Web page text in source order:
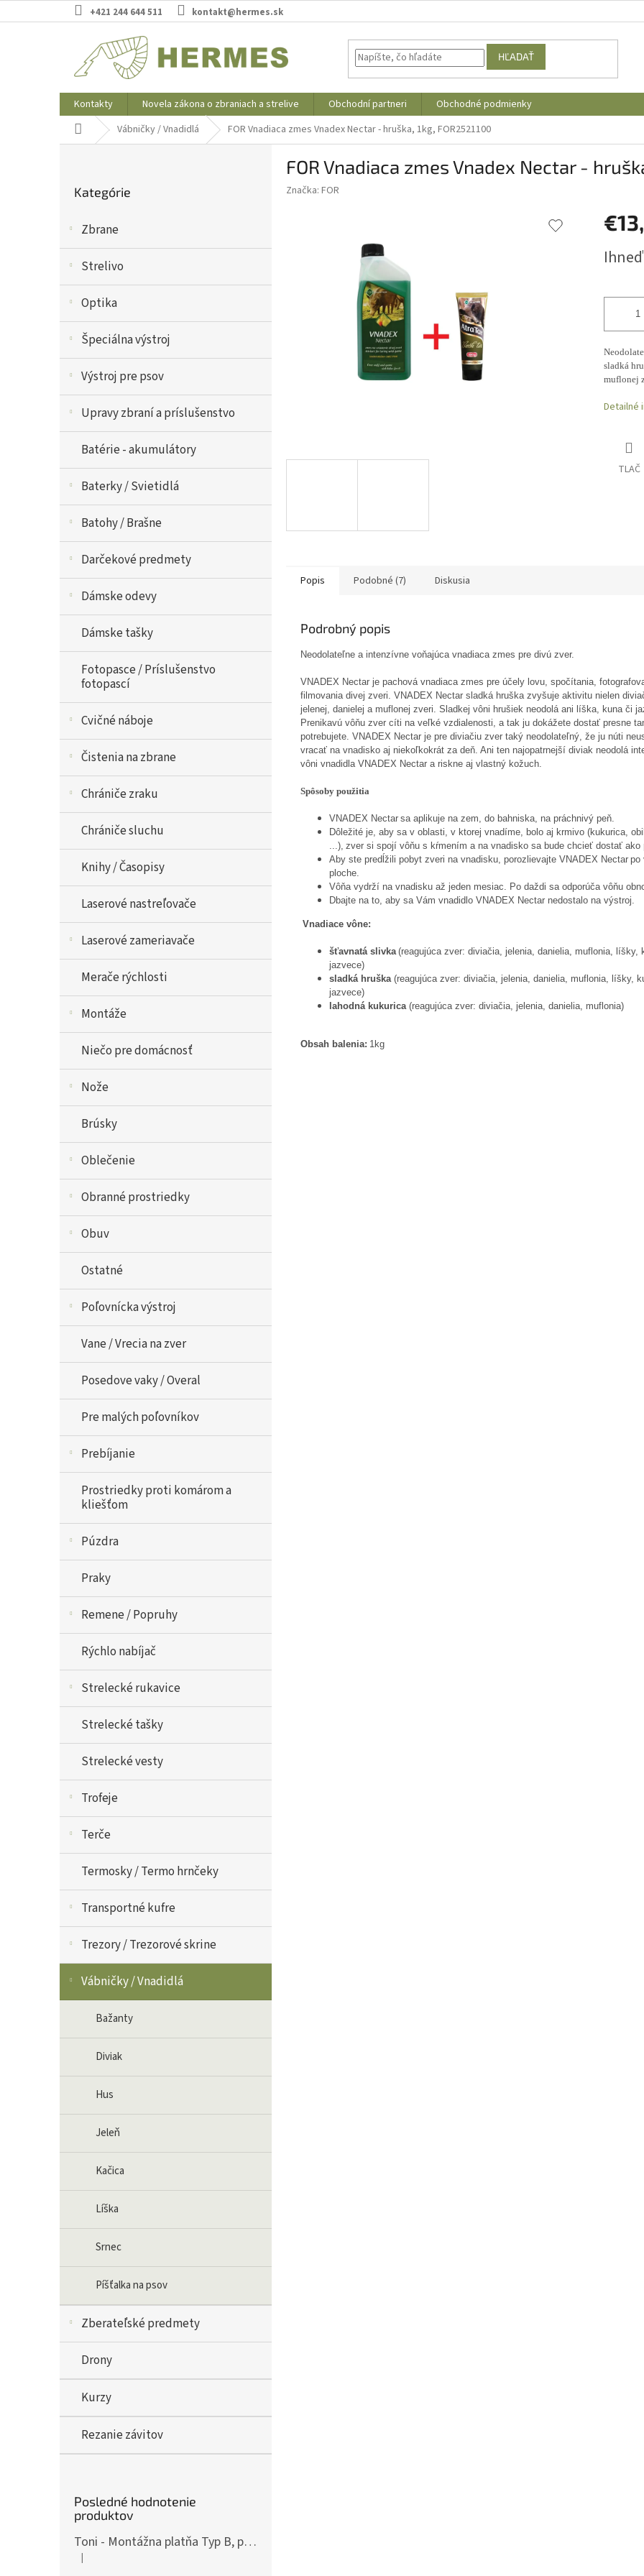
na
+421 244 644 511 kontakt@hermes.sk
HĽADAŤ
Kontakty Novela zákona o zbraniach a strelive Obchodní partneri
Obchodné podmienky
DomovVábničky / Vnadidlá FOR Vnadiaca zmes Vnadex Nectar - hruška, 1kg, FOR2521100
a
kategórie
Kategórie
Zbrane
Strelivo
Optika
Špeciálna výstroj
Výstroj pre psov
Upravy zbraní a príslušenstvo
Batérie - akumulátory
Baterky / Svietidlá
Batohy / Brašne
Darčekové predmety
Dámske odevy
Dámske tašky
Fotopasce / Príslušenstvo
fotopascí
Cvičné náboje
Čistenia na zbrane
Chrániče zraku
Chrániče sluchu
Knihy / Časopisy
Laserové nastreľovače
Laserové zameriavače
Merače rýchlosti
Montáže
Niečo pre domácnosť
Nože
Brúsky
Oblečenie
Obranné prostriedky
Obuv
Ostatné
Poľovnícka výstroj
Vane / Vrecia na zver
Posedove vaky / Overal
Pre malých poľovníkov
Prebíjanie
Prostriedky proti komárom a
kliešťom
Púzdra
Praky
Remene / Popruhy
Rýchlo nabíjač
Strelecké rukavice
Strelecké tašky
Strelecké vesty
Trofeje
Terče
Termosky / Termo hrnčeky
Transportné kufre
Trezory / Trezorové skrine
Vábničky / Vnadidlá
Bažanty
Diviak
Hus
Jeleň
Kačica
Líška
Srnec
Píšťalka na psov
Zberateľské predmety
Drony
Kurzy
Rezanie závitov
Posledné hodnotenie
produktov
Toni - Montážna platňa Typ B, pre ČZ P-10, Art.: OPXCZP10B
Hodnotenie produktu je 5 z 5 hviezdičiek.
|
FOR Vnadiaca zmes Vnadex Nectar -
Značka: FOR
cena:
sladká
muflonej
Detailné
TLAČ
Popis Podobné (7) Diskusia
Podrobný popis
Neodolateľne a intenzívne voňajúca vnadiaca zmes pre divú zver.
VNADEX Nectar je pachová vnadiaca zmes pre účely lovu, spočítania,
filmovania divej zveri. VNADEX Nectar sladká hruška zvyšuje aktivitu nielen
jelenej, danielej a muflonej zveri. Sladkej vôni hrušiek neodolá ani líška, kuna či
Prenikavú vôňu zver cíti na veľké vzdialenosti, a tak ju dokážete dostať presne
potrebujete. VNADEX Nectar je pre diviačiu zver taký neodolateľný, že ju núti
vracať na vnadisko aj niekoľkokrát za deň. Ani ten najopatrnejší diviak neodolá
vôni vnadidla VNADEX Nectar a riskne aj vlastný kožuch.
Spôsoby použitia
VNADEX Nectar sa aplikuje na zem, do bahniska, na práchnivý peň.
Dôležité je, aby sa v oblasti, v ktorej vnadíme, bolo aj krmivo (kukurica,
...), zver si spojí vôňu s kŕmením a na vnadisko sa bude chcieť dostať ako
Aby ste predĺžili pobyt zveri na vnadisku, porozlievajte VNADEX Nectar po
ploche.
Vôňa vydrží na vnadisku až jeden mesiac. Po daždi sa odporúča vôňu
Dbajte na to, aby sa Vám vnadidlo VNADEX Nectar nedostalo na výstroj.
Vnadiace vône:
šťavnatá slivka (reagujúca zver: diviačia, jelenia, danielia, muflonia, líšky,
jazvece)
sladká hruška (reagujúca zver: diviačia, jelenia, danielia, muflonia, líšky,
jazvece)
lahodná kukurica (reagujúca zver: diviačia, jelenia, danielia, muflonia)
Obsah balenia: 1kg